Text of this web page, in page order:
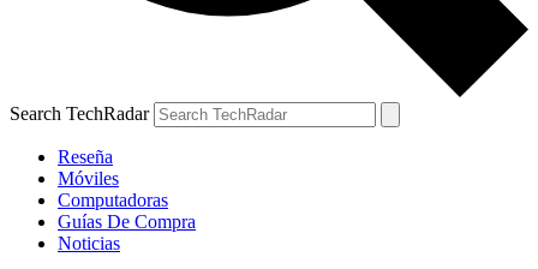
Search TechRadar
Reseña
Móviles
Computadoras
Guías De Compra
Noticias